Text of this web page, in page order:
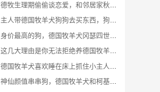
德牧生理期偷偷谈恋爱，和邻居家秋田好上了，一口气生一个足球队
主人带德国牧羊犬狗狗去买东西，狗狗贴心举动让路人羡慕
身价最高的狗，德国牧羊犬冈瑟四世，坐拥25亿人民币私狗财产
这几大理由是你无法拒绝养德国牧羊犬的原因！
德国牧羊犬喜欢睡在床上抓住小主人的位置，把他从床上拉了起来
神仙颜值串串狗，德国牧羊犬和柯基犬结合？网友表示：太难猜了！